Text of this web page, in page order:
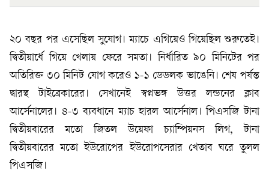
২০ বছর পর এসেছিল সুযোগ। ম্যাচে এগিয়েও গিয়েছিল শুরুতেই।
দ্বিতীয়ার্ধে গিয়ে খেলায় ফেরে সমতা। নির্ধারিত ৯০ মিনিটের পর
অতিরিক্ত ৩০ মিনিট যোগ করেও ১-১ ডেডলক ভাঙেনি। শেষ পর্যন্ত
দ্বারস্থ টাইব্রেকারের। সেখানেই স্বপ্নভঙ্গ উত্তর লন্ডনের ক্লাব
আর্সেনালের। ৪-৩ ব্যবধানে ম্যাচ হারল আর্সেনাল। পিএসজি টানা
দ্বিতীয়বারের মতো জিতল উয়েফা চ্যাম্পিয়নস লিগ, টানা
দ্বিতীয়বারের মতো ইউরোপের ইউরোপসেরার খেতাব ঘরে তুলল
পিএসজি।